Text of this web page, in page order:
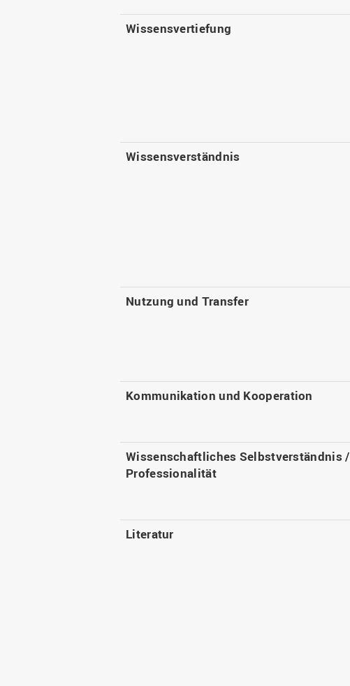
Wissensvertiefung
Wissensverständnis
Nutzung und Transfer
Kommunikation und Kooperation
Wissenschaftliches Selbstverständnis /
Professionalität
Literatur